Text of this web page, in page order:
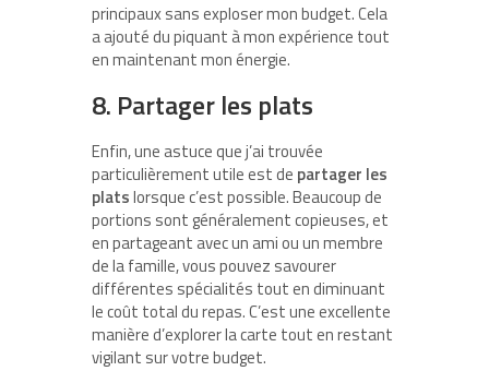
principaux sans exploser mon budget. Cela
a ajouté du piquant à mon expérience tout
en maintenant mon énergie.
8. Partager les plats
Enfin, une astuce que j’ai trouvée
particulièrement utile est de partager les
platslorsque c’est possible. Beaucoup de
portions sont généralement copieuses, et
en partageant avec un ami ou un membre
de la famille, vous pouvez savourer
différentes spécialités tout en diminuant
le coût total du repas. C’est une excellente
manière d’explorer la carte tout en restant
vigilant sur votre budget.